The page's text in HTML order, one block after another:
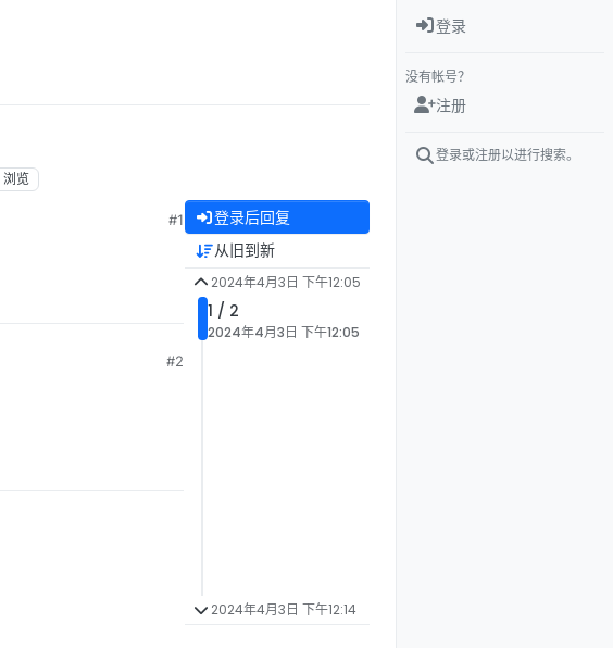
浏览
#1
#2
登录后回复
从旧到新
2024年4月3日 下午12:05
1 / 2
2024年4月3日 下午12:05
2024年4月3日 下午12:14
登录
没有帐号？
注册
登录或注册以进行搜索。